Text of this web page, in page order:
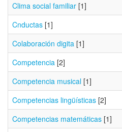
Clima social familiar [1]
Cnductas [1]
Colaboración digita [1]
Competencia [2]
Competencia musical [1]
Competencias lingüísticas [2]
Competencias matemáticas [1]